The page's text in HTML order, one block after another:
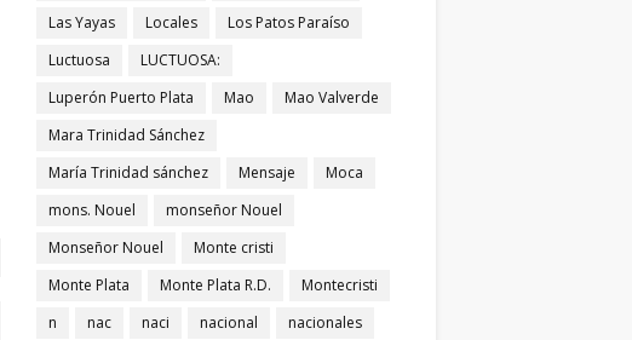
Las Yayas
Locales
Los Patos Paraíso
Luctuosa
LUCTUOSA:
Luperón Puerto Plata
Mao
Mao Valverde
Mara Trinidad Sánchez
María Trinidad sánchez
Mensaje
Moca
mons. Nouel
monseñor Nouel
Monseñor Nouel
Monte cristi
Monte Plata
Monte Plata R.D.
Montecristi
n
nac naci nacional
nacionales